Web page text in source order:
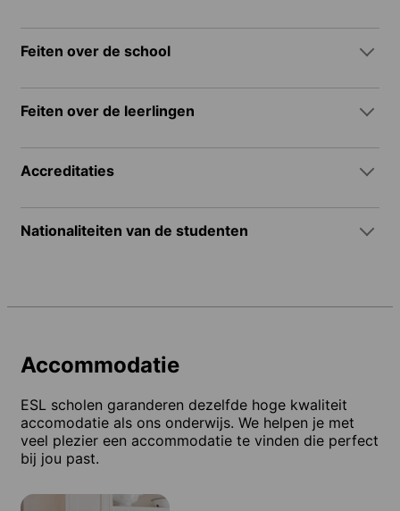
Feiten over de school
Feiten over de leerlingen
Accreditaties
Nationaliteiten van de studenten
Accommodatie
ESL scholen garanderen dezelfde hoge kwaliteit
accomodatie als ons onderwijs. We helpen je met
veel plezier een accommodatie te vinden die perfect
bij jou past.